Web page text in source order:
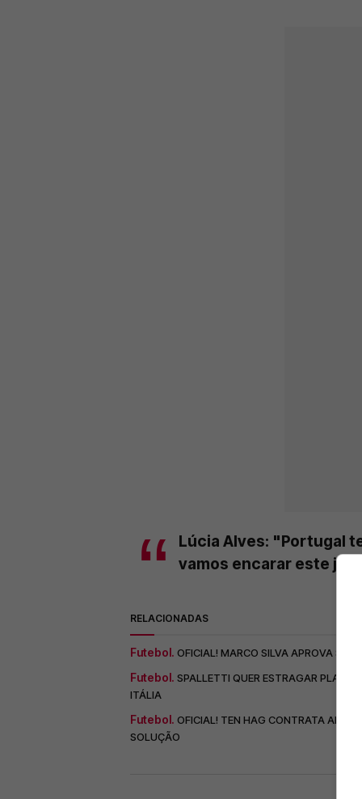
Lúcia Alves: "Portugal
vamos encarar este
RELACIONADAS
Futebol. OFICIAL! MARCO SILVA APROVA
Futebol. SPALLETTI QUER ESTRAGAR
ITÁLIA
Futebol. OFICIAL! TEN HAG CONTRATA ALVO
SOLUÇÃO